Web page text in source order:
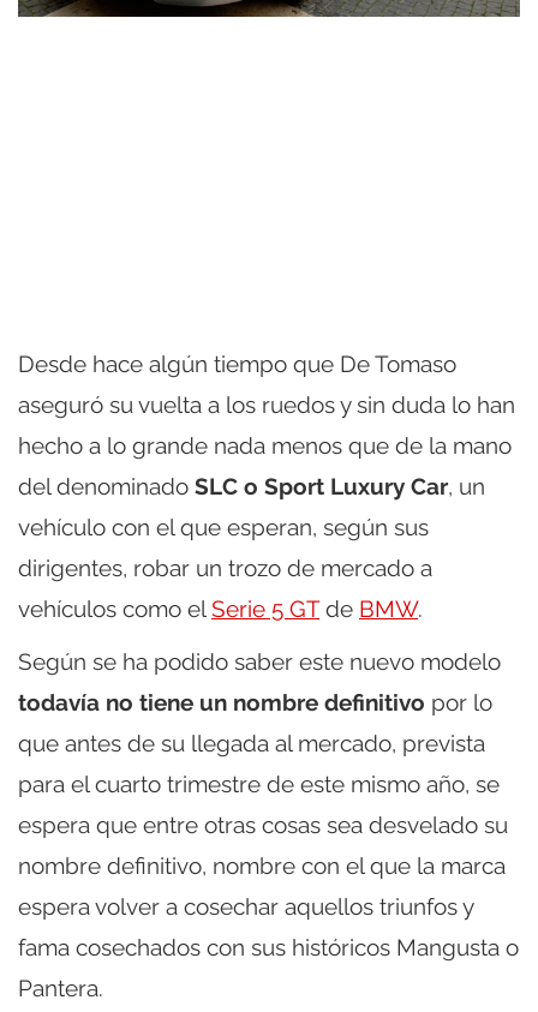
Desde hace algún tiempo que De Tomaso
aseguró su vuelta a los ruedos y sin duda lo han
hecho a lo grande nada menos que de la mano
del denominado SLC o Sport Luxury Car, un
vehículo con el que esperan, según sus
dirigentes, robar un trozo de mercado a
vehículos como elSerie 5 GTde BMW.
Según se ha podido saber este nuevo modelo
todavía no tiene un nombre definitivo por lo
que antes de su llegada al mercado, prevista
para el cuarto trimestre de este mismo año, se
espera que entre otras cosas sea desvelado su
nombre definitivo, nombre con el que la marca
espera volver a cosechar aquellos triunfos y
fama cosechados con sus históricos Mangusta o
Pantera.